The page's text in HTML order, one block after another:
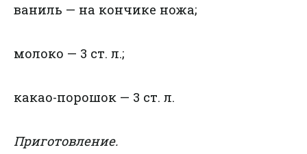
ваниль — на кончике ножа;
молоко — 3 ст. л.;
какао-порошок — 3 ст. л.
Приготовление.